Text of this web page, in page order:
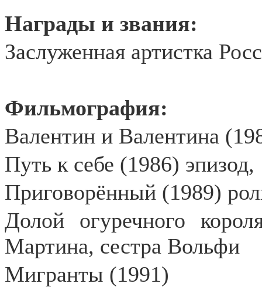
Награды и звания:
Заслуженная артистка
Фильмография:
Валентин и Валентина
Путь к себе (1986) эпизод,
Приговорённый (1989)
Долой огуречного
Мартина, сестра Вольфи
Мигранты (1991)